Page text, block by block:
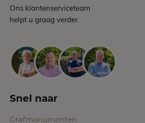
Ons klantenserviceteam
helpt u graag verder.
Snel naar
Grafmonumenten